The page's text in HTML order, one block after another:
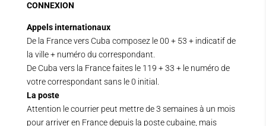
CONNEXION
Appels internationaux
De la France vers Cuba composez le 00 + 53 + indicatif de
la ville + numéro du correspondant.
De Cuba vers la France faites le 119 + 33 + le numéro de
votre correspondant sans le 0 initial.
La poste
Attention le courrier peut mettre de 3 semaines à un mois
pour arriver en France depuis la poste cubaine, mais